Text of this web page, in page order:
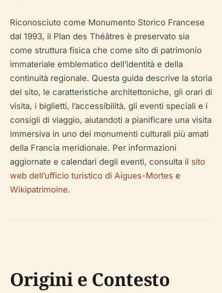
Riconosciuto come Monumento Storico Francese
dal 1993, il Plan des Théâtres è preservato sia
come struttura fisica che come sito di patrimonio
immateriale emblematico dell’identità e della
continuità regionale. Questa guida descrive la storia
del sito, le caratteristiche architettoniche, gli orari di
visita, i biglietti, l’accessibilità, gli eventi speciali e i
consigli di viaggio, aiutandoti a pianificare una visita
immersiva in uno dei monumenti culturali più amati
della Francia meridionale. Per informazioni
aggiornate e calendari degli eventi, consulta il sito
web dell’ufficio turistico di Aigues-Mortes e
Wikipatrimoine.
Origini e Contesto